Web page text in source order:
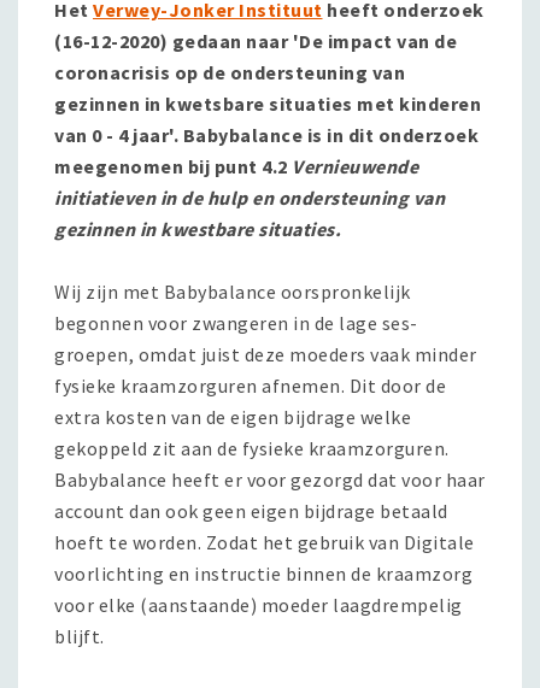
Het Verwey-Jonker Instituut heeft onderzoek
(16-12-2020) gedaan naar 'De impact van de
coronacrisis op de ondersteuning van
gezinnen in kwetsbare situaties met kinderen
van 0 - 4 jaar'. Babybalance is in dit onderzoek
meegenomen bij punt 4.2 Vernieuwende
initiatieven in de hulp en ondersteuning van
gezinnen in kwestbare situaties.
Wij zijn met Babybalance oorspronkelijk
begonnen voor zwangeren in de lage ses-
groepen, omdat juist deze moeders vaak minder
fysieke kraamzorguren afnemen. Dit door de
extra kosten van de eigen bijdrage welke
gekoppeld zit aan de fysieke kraamzorguren.
Babybalance heeft er voor gezorgd dat voor haar
account dan ook geen eigen bijdrage betaald
hoeft te worden. Zodat het gebruik van Digitale
voorlichting en instructie binnen de kraamzorg
voor elke (aanstaande) moeder laagdrempelig
blijft.